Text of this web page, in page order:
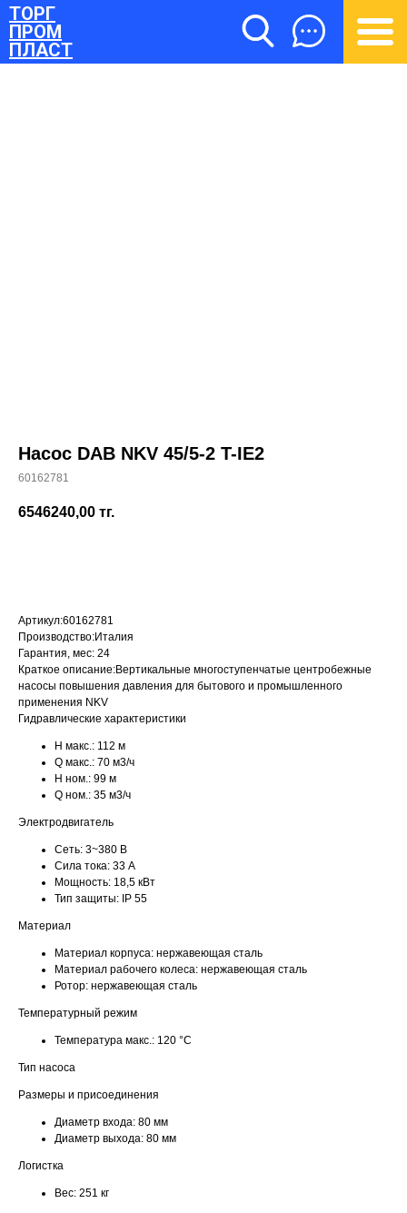
ТОРГ
ПРОМ
ПЛАСТ
(700) 730-70-73
Насос DAB NKV 45/5-2 T-IE2
60162781
6546240,00 тг.
Артикул:60162781
Производство:Италия
Гарантия, мес: 24
Краткое описание:Вертикальные многоступенчатые центробежные
насосы повышения давления для бытового и промышленного
применения NKV
Гидравлические характеристики
H макс.: 112 м
Q макс.: 70 м3/ч
H ном.: 99 м
Q ном.: 35 м3/ч
Электродвигатель
Сеть: 3~380 В
Сила тока: 33 А
Мощность: 18,5 кВт
Тип защиты: IP 55
Материал
Материал корпуса: нержавеющая сталь
Материал рабочего колеса: нержавеющая сталь
Ротор: нержавеющая сталь
Температурный режим
Температура макс.: 120 °С
Тип насоса
Размеры и присоединения
Диаметр входа: 80 мм
Диаметр выхода: 80 мм
Логистка
Вес: 251 кг